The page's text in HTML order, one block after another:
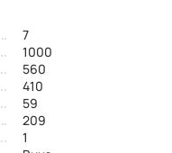
7
1000
560
410
59
209
1